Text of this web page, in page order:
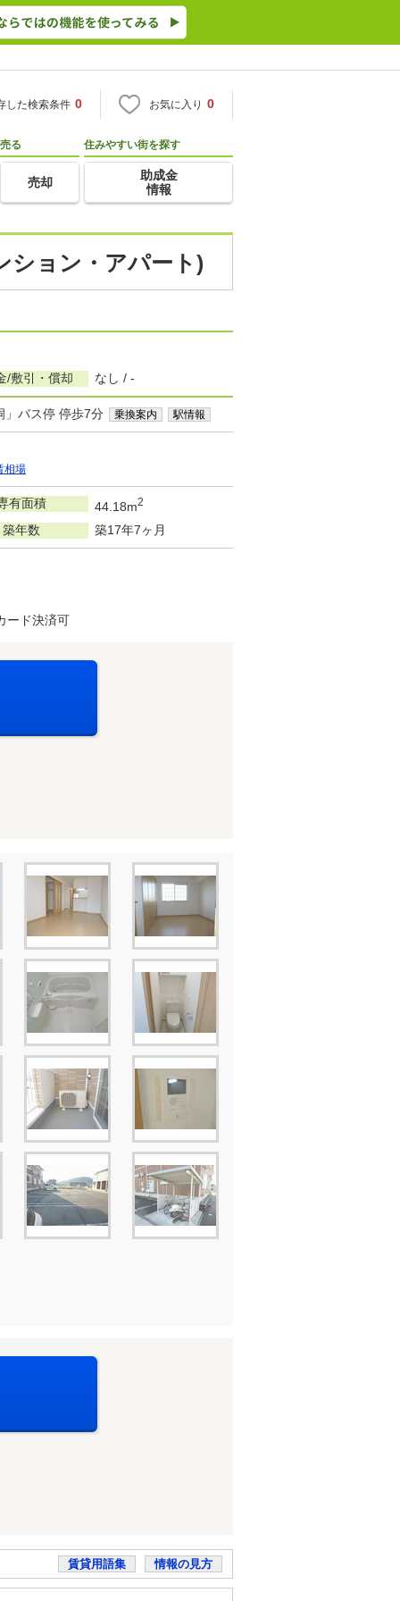
した検索条件 0 お気に入り 0
売る
売却
住みやすい街を探す
助成金
情報
ョン・アパート)
/敷引・償却 なし / -
」バス停 停歩7分 乗換案内 駅情報
相場
有面積 44.18m2
築年数 築17年7ヶ月
ード決済可
賃貸用語集 情報の見方